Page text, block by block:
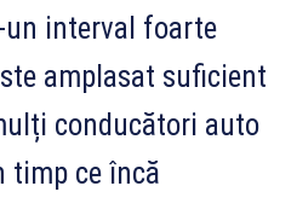
interval foarte
amplasat suficient
conducători auto
timp ce încă